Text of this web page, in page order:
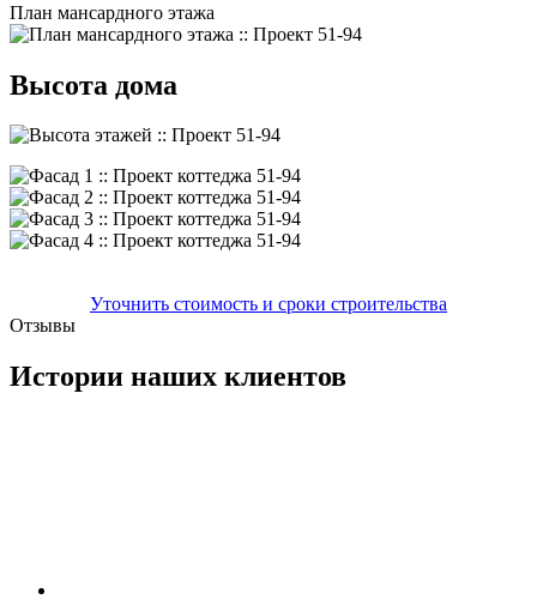
План мансардного этажа
Высота дома
Уточнить стоимость и сроки строительства
Отзывы
Истории наших клиентов